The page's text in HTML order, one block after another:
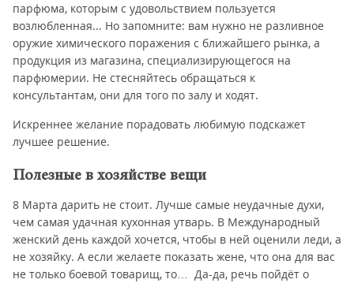
парфюма, которым с удовольствием пользуется
возлюбленная... Но запомните: вам нужно не разливное
оружие химического поражения с ближайшего рынка, а
продукция из магазина, специализирующегося на
парфюмерии. Не стесняйтесь обращаться к
консультантам, они для того по залу и ходят.
Искреннее желание порадовать любимую подскажет
лучшее решение.
Полезные в хозяйстве вещи
8 Марта дарить не стоит. Лучше самые неудачные духи,
чем самая удачная кухонная утварь. В Международный
женский день каждой хочется, чтобы в ней оценили леди, а
не хозяйку. А если желаете показать жене, что она для вас
не только боевой товарищ, то… Да-да, речь пойдёт о